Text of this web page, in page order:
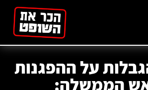
על ההפגנות
הממשלה: